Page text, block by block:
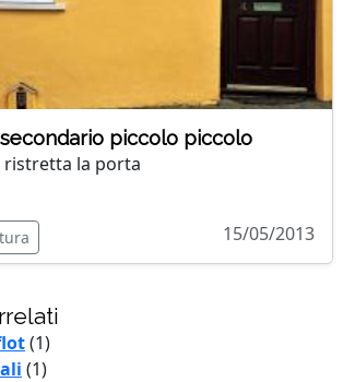
piccolo piccolo
ristretta la porta
15/05/2013
(1)
(1)